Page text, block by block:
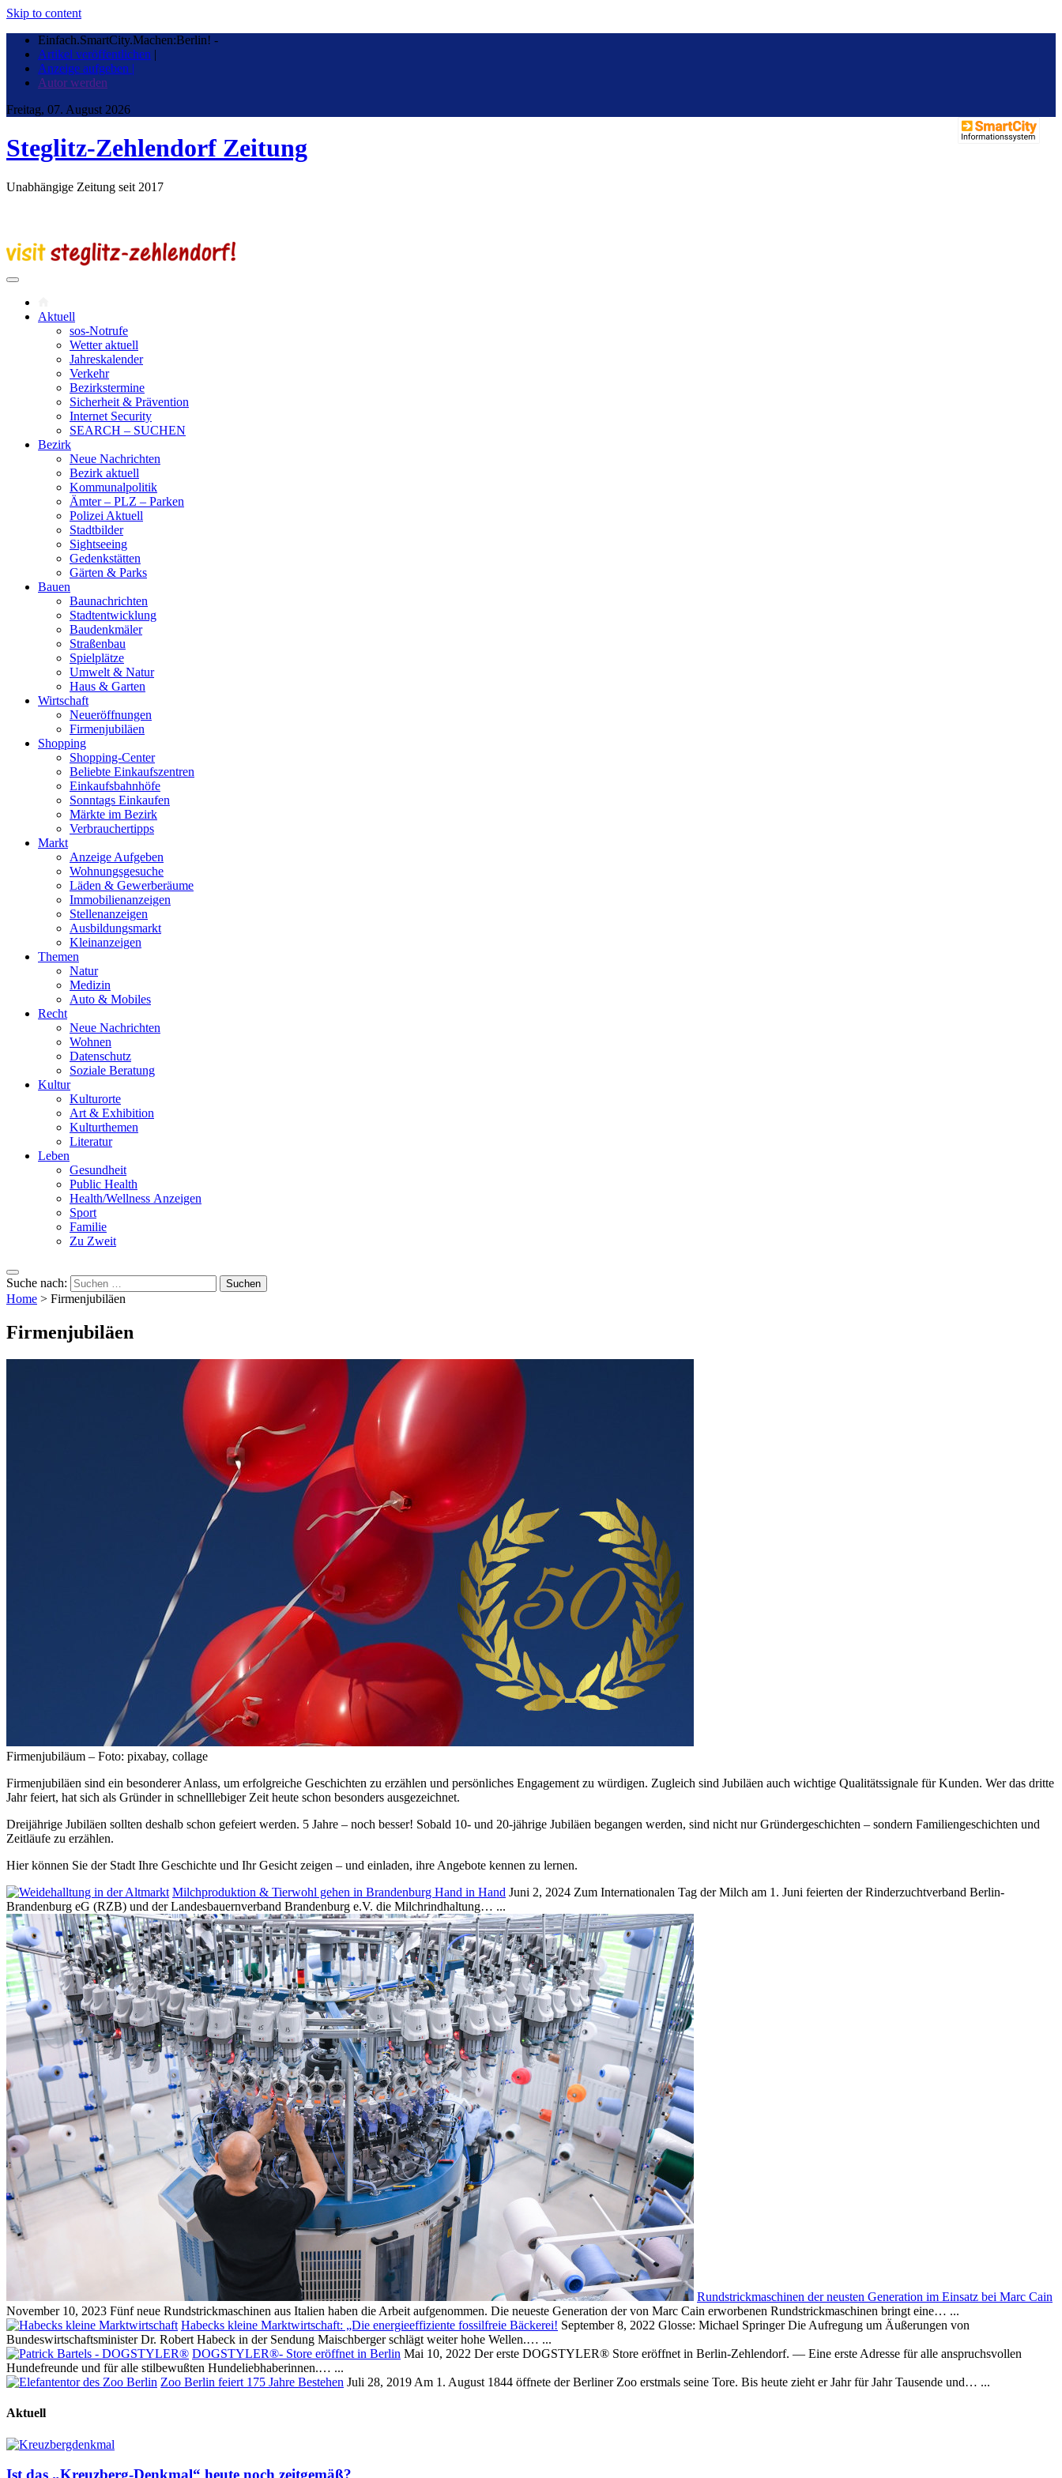
Skip to content
Einfach.SmartCity.Machen:Berlin! -
Artikel veröffentlichen |
Anzeige aufgeben |
Autor werden
Freitag, 07. August 2026
Steglitz-Zehlendorf Zeitung
Unabhängige Zeitung seit 2017
Aktuell
sos-Notrufe
Wetter aktuell
Jahreskalender
Verkehr
Bezirkstermine
Sicherheit & Prävention
Internet Security
SEARCH – SUCHEN
Bezirk
Neue Nachrichten
Bezirk aktuell
Kommunalpolitik
Ämter – PLZ – Parken
Polizei Aktuell
Stadtbilder
Sightseeing
Gedenkstätten
Gärten & Parks
Bauen
Baunachrichten
Stadtentwicklung
Baudenkmäler
Straßenbau
Spielplätze
Umwelt & Natur
Haus & Garten
Wirtschaft
Neueröffnungen
Firmenjubiläen
Shopping
Shopping-Center
Beliebte Einkaufszentren
Einkaufsbahnhöfe
Sonntags Einkaufen
Märkte im Bezirk
Verbrauchertipps
Markt
Anzeige Aufgeben
Wohnungsgesuche
Läden & Gewerberäume
Immobilienanzeigen
Stellenanzeigen
Ausbildungsmarkt
Kleinanzeigen
Themen
Natur
Medizin
Auto & Mobiles
Recht
Neue Nachrichten
Wohnen
Datenschutz
Soziale Beratung
Kultur
Kulturorte
Art & Exhibition
Kulturthemen
Literatur
Leben
Gesundheit
Public Health
Health/Wellness Anzeigen
Sport
Familie
Zu Zweit
Suche nach:
Home > Firmenjubiläen
Firmenjubiläen
Firmenjubiläum – Foto: pixabay, collage
Firmenjubiläen sind ein besonderer Anlass, um erfolgreiche Geschichten zu erzählen und persönliches Engagement zu würdigen. Zugleich sind Jubiläen auch wichtige Qualitätssignale für Kunden. Wer das dritte
Jahr feiert, hat sich als Gründer in schnelllebiger Zeit heute schon besonders ausgezeichnet.
Dreijährige Jubiläen sollten deshalb schon gefeiert werden. 5 Jahre – noch besser! Sobald 10- und 20-jährige Jubiläen begangen werden, sind nicht nur Gründergeschichten – sondern Familiengeschichten und
Zeitläufe zu erzählen.
Hier können Sie der Stadt Ihre Geschichte und Ihr Gesicht zeigen – und einladen, ihre Angebote kennen zu lernen.
Milchproduktion & Tierwohl gehen in Brandenburg Hand in Hand Juni 2, 2024 Zum Internationalen Tag der Milch am 1. Juni feierten der Rinderzuchtverband Berlin-
Brandenburg eG (RZB) und der Landesbauernverband Brandenburg e.V. die Milchrindhaltung… ...
Rundstrickmaschinen der neusten Generation im Einsatz bei Marc Cain
November 10, 2023 Fünf neue Rundstrickmaschinen aus Italien haben die Arbeit aufgenommen. Die neueste Generation der von Marc Cain erworbenen Rundstrickmaschinen bringt eine… ...
Habecks kleine Marktwirtschaft: „Die energieeffiziente fossilfreie Bäckerei! September 8, 2022 Glosse: Michael Springer Die Aufregung um Äußerungen von
Bundeswirtschaftsminister Dr. Robert Habeck in der Sendung Maischberger schlägt weiter hohe Wellen.… ...
DOGSTYLER®- Store eröffnet in Berlin Mai 10, 2022 Der erste DOGSTYLER® Store eröffnet in Berlin-Zehlendorf. — Eine erste Adresse für alle anspruchsvollen
Hundefreunde und für alle stilbewußten Hundeliebhaberinnen.… ...
Zoo Berlin feiert 175 Jahre Bestehen Juli 28, 2019 Am 1. August 1844 öffnete der Berliner Zoo erstmals seine Tore. Bis heute zieht er Jahr für Jahr Tausende und… ...
Aktuell
Ist das „Kreuzberg-Denkmal“ heute noch zeitgemäß?